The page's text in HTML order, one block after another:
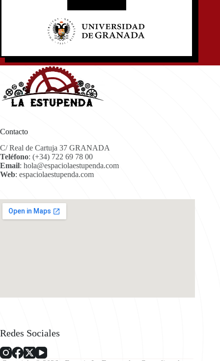
Contacto
C/ Real de Cartuja 37 GRANADA
Teléfono: (+34) 722 69 78 00
Email: hola@espaciolaestupenda.com
Web: espaciolaestupenda.com
Redes Sociales